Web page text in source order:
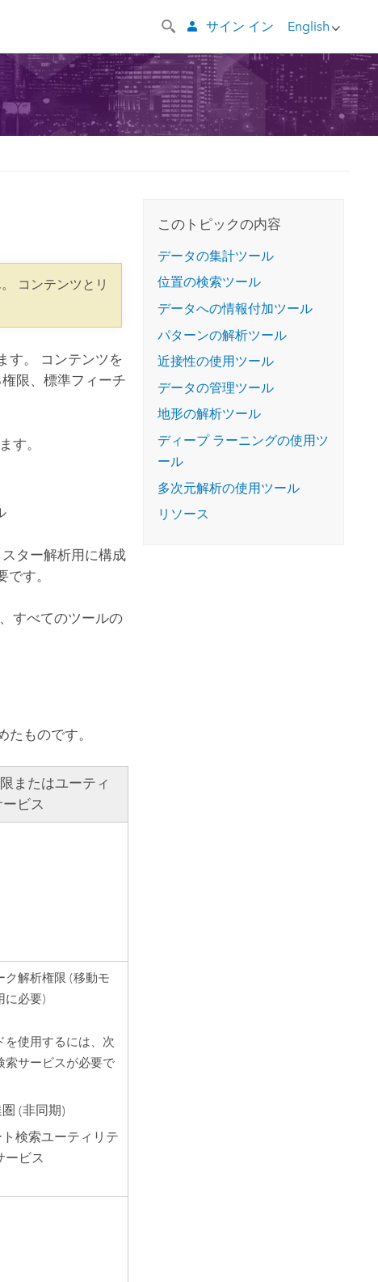
English
サイン イン
コンテンツとリ
す。 コンテンツを
限、標準フィーチ
す。
ター解析用に構成
す。
すべてのツールの
ものです。
またはユーティ
ービス
ク解析権限 (移動モ
に必要)
を使用するには、次
索サービスが必要で
(非同期)
検索ユーティリテ
ービス
このトピックの内容
データの集計ツール
位置の検索ツール
データへの情報付加ツール
パターンの解析ツール
近接性の使用ツール
データの管理ツール
地形の解析ツール
ディープ ラーニングの使用ツ
ール
多次元解析の使用ツール
リソース